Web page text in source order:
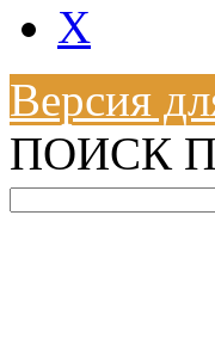
X
Версия
ПОИСК